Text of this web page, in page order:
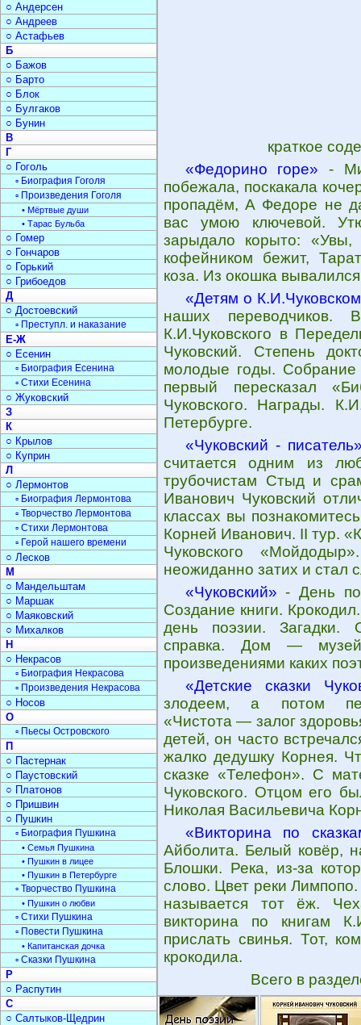
краткое
«Федорино горе» -
побежала, поскакала
пропадём, А Федоре не
вас умою ключевой.
зарыдало корыто:
кофейником бежит,
коза. Из окошка
«Детям о
наших переводчиков.
К.И.Чуковского в
Чуковский. Степень
молодые годы. Собрание
первый пересказал
Чуковского. Награды.
Петербурге.
«Чуковский -
считается одним из
трубочистам Стыд и
Иванович Чуковский
классах вы
Корней Иванович. II тур.
Чуковского
неожиданно затих и стал
«Чуковский» - День
Создание книги.
день поэзии. Загадки.
справка. Дом —
произведениями каких
«Детские сказки
злодеем, а потом
«Чистота — залог
детей, он часто
жалко дедушку Корнея.
сказке «Телефон». С
Чуковского. Отцом его
Николая Васильевича
«Викторина по
Айболита. Белый ковёр,
Блошки. Река, из-за
слово. Цвет реки Лимпопо.
называется тот ёж.
викторина по книгам
прислать свинья. Тот,
крокодила.
Всего в
○ Андерсен
○ Андреев
○ Астафьев
Б
○ Бажов
○ Барто
○ Блок
○ Булгаков
○ Бунин
В
Г
○ Гоголь
▫ Биография Гоголя
▫ Произведения Гоголя
• Мёртвые души
• Тарас Бульба
○ Гомер
○ Гончаров
○ Горький
○ Грибоедов
Д
○ Достоевский
▫ Преступл. и наказание
Е-Ж
○ Есенин
▫ Биография Есенина
▫ Стихи Есенина
○ Жуковский
З
К
○ Крылов
○ Куприн
Л
○ Лермонтов
▫ Биография Лермонтова
▫ Творчество Лермонтова
▫ Стихи Лермонтова
▫ Герой нашего времени
○ Лесков
М
○ Мандельштам
○ Маршак
○ Маяковский
○ Михалков
Н
○ Некрасов
▫ Биография Некрасова
▫ Произведения Некрасова
○ Носов
О
▫ Пьесы Островского
П
○ Пастернак
○ Паустовский
○ Платонов
○ Пришвин
○ Пушкин
▫ Биография Пушкина
• Семья Пушкина
• Пушкин в лицее
• Пушкин в Петербурге
▫ Творчество Пушкина
• Пушкин о любви
▫ Стихи Пушкина
▫ Повести Пушкина
• Капитанская дочка
▫ Сказки Пушкина
Р
○ Распутин
С
○ Салтыков-Щедрин